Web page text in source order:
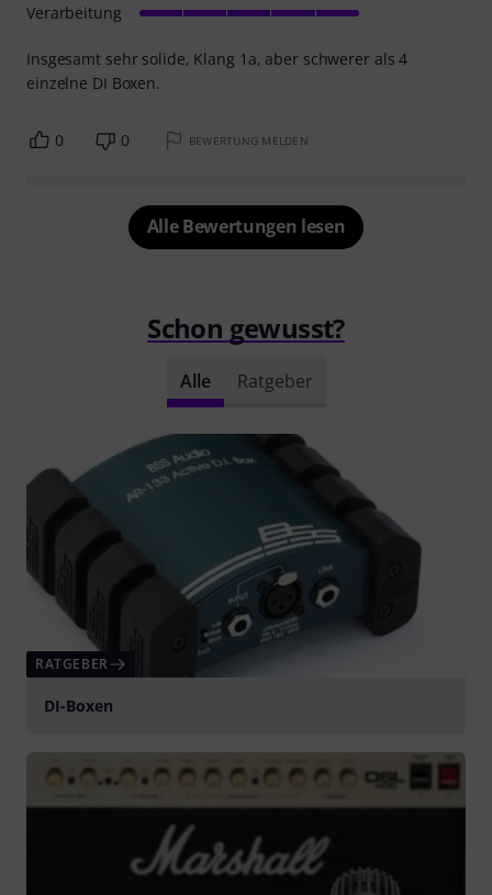
Insgesamt sehr solide, Klang 1a, aber schwerer als 4
einzelne DI Boxen.
Verarbeitung
0 0 BEWERTUNG MELDEN
Alle Bewertungen lesen
Schon gewusst?
Alle Ratgeber
RATGEBER
DI-Boxen